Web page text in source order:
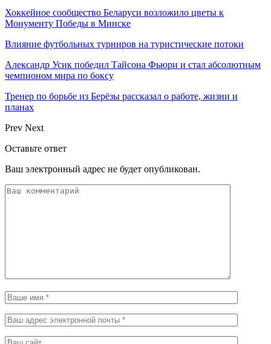
Хоккейное сообщество Беларуси возложило цветы к
Монументу Победы в Минске
Влияние футбольных турниров на туристические потоки
Александр Усик победил Тайсона Фьюри и стал абсолютным
чемпионом мира по боксу
Тренер по борьбе из Берёзы рассказал о работе, жизни и
планах
Prev Next
Оставьте ответ
Ваш электронный адрес не будет опубликован.